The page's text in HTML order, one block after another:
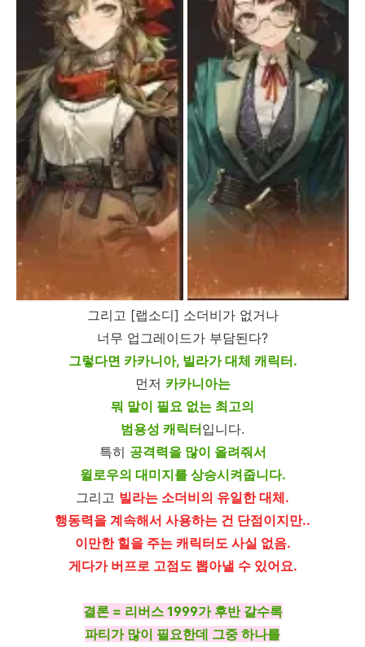
그리고 [랩소디] 소더비가 없거나
너무 업그레이드가 부담된다?
그렇다면 카카니아, 빌라가 대체 캐릭터.
먼저 카카니아는
뭐 말이 필요 없는 최고의
범용성 캐릭터입니다.
특히 공격력을 많이 올려줘서
윌로우의 대미지를 상승시켜줍니다.
그리고 빌라는 소더비의 유일한 대체.
행동력을 계속해서 사용하는 건 단점이지만..
이만한 힐을 주는 캐릭터도 사실 없음.
게다가 버프로 고점도 뽑아낼 수 있어요.
결론 = 리버스 1999가 후반 갈수록
파티가 많이 필요한데 그중 하나를